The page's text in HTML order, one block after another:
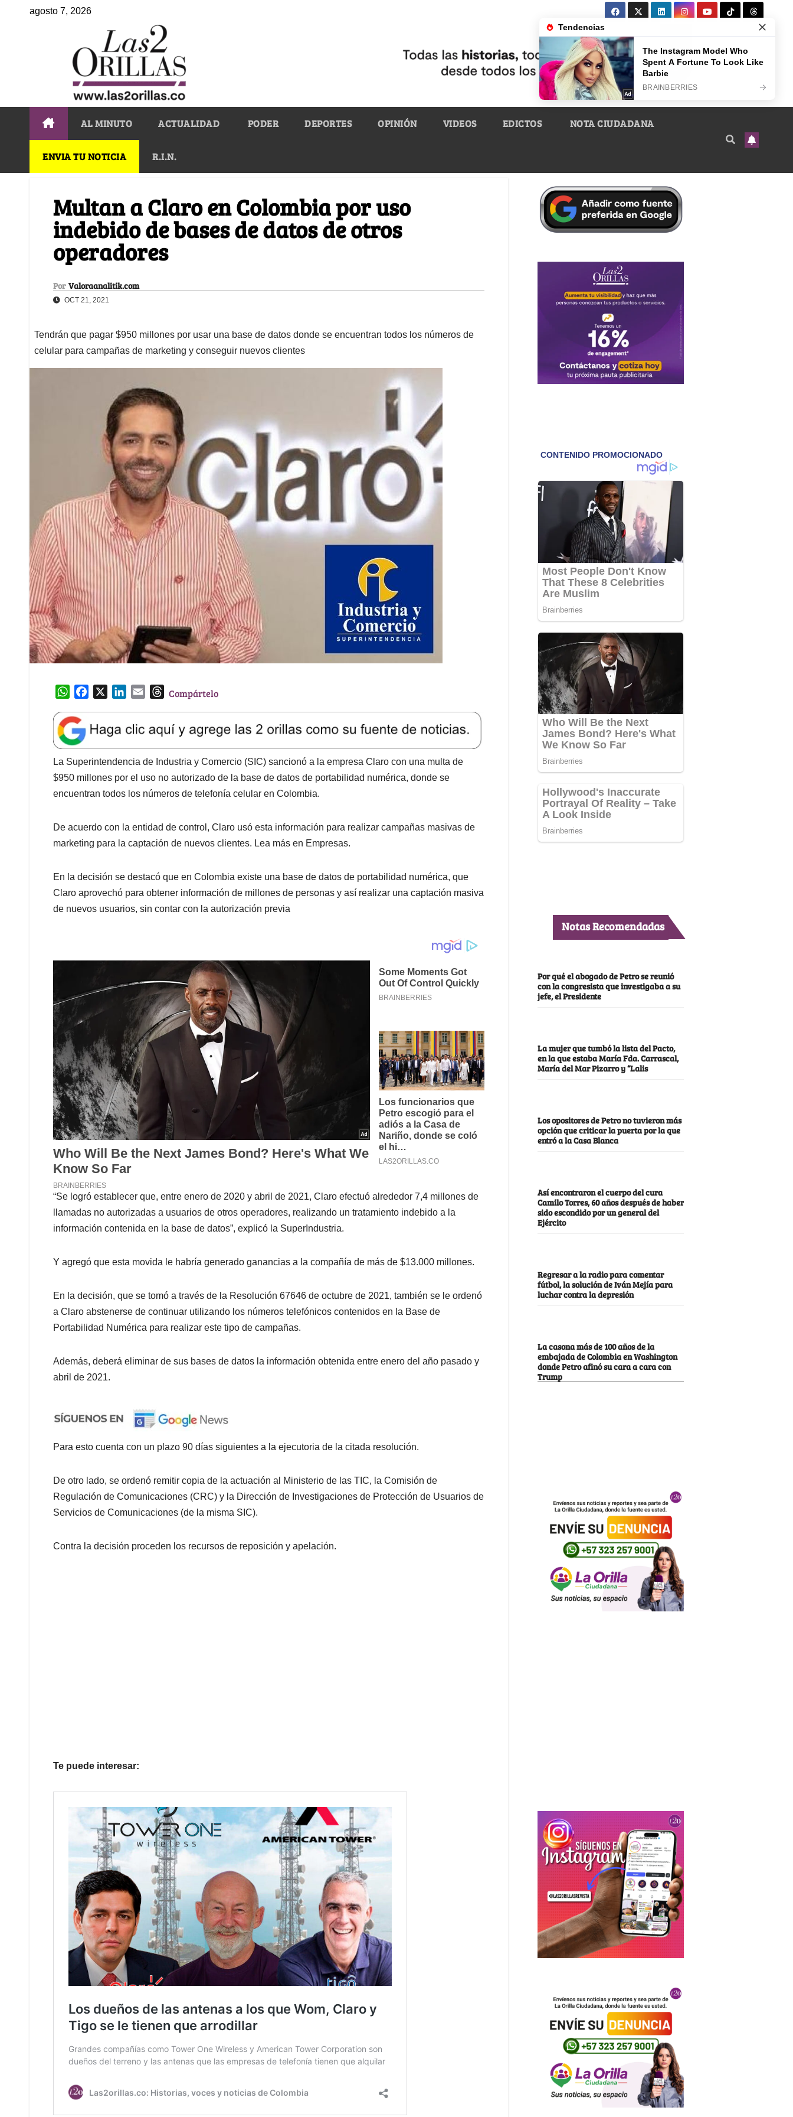
agosto 7, 2026
AL MINUTO ACTUALIDAD PODER DEPORTES OPINIÓN VIDEOS EDICTOS NOTA CIUDADANA
ENVIA TU NOTICIA R.I.N.
Multan a Claro en Colombia por uso
indebido de bases de datos de otros
operadores
Por Valoraanalitik.com
OCT 21, 2021
Tendrán que pagar $950 millones por usar una base de datos donde se encuentran todos los números de
celular para campañas de marketing y conseguir nuevos clientes
W
a
t
s
A
p
p
e
b
o
o
k
k
e
d
I
n
l
T
e
a
d
s
Compártelo
La Superintendencia de Industria y Comercio (SIC) sancionó a la empresa Claro con una multa de
$950 millones por el uso no autorizado de la base de datos de portabilidad numérica, donde se
encuentran todos los números de telefonía celular en Colombia.
De acuerdo con la entidad de control, Claro usó esta información para realizar campañas masivas de
marketing para la captación de nuevos clientes. Lea más en Empresas.
En la decisión se destacó que en Colombia existe una base de datos de portabilidad numérica, que
Claro aprovechó para obtener información de millones de personas y así realizar una captación masiva
de nuevos usuarios, sin contar con la autorización previa
“Se logró establecer que, entre enero de 2020 y abril de 2021, Claro efectuó alrededor 7,4 millones de
llamadas no autorizadas a usuarios de otros operadores, realizando un tratamiento indebido a la
información contenida en la base de datos”, explicó la SuperIndustria.
Y agregó que esta movida le habría generado ganancias a la compañía de más de $13.000 millones.
En la decisión, que se tomó a través de la Resolución 67646 de octubre de 2021, también se le ordenó
a Claro abstenerse de continuar utilizando los números telefónicos contenidos en la Base de
Portabilidad Numérica para realizar este tipo de campañas.
Además, deberá eliminar de sus bases de datos la información obtenida entre enero del año pasado y
abril de 2021.
Para esto cuenta con un plazo 90 días siguientes a la ejecutoria de la citada resolución.
De otro lado, se ordenó remitir copia de la actuación al Ministerio de las TIC, la Comisión de
Regulación de Comunicaciones (CRC) y la Dirección de Investigaciones de Protección de Usuarios de
Servicios de Comunicaciones (de la misma SIC).
Contra la decisión proceden los recursos de reposición y apelación.
Te puede interesar:
Notas Recomendadas
Por qué el abogado de Petro se reunió
con la congresista que investigaba a su
jefe, el Presidente
La mujer que tumbó la lista del Pacto,
en la que estaba María Fda. Carrascal,
María del Mar Pizarro y “Lalis
Los opositores de Petro no tuvieron más
opción que criticar la puerta por la que
entró a la Casa Blanca
Así encontraron el cuerpo del cura
Camilo Torres, 60 años después de haber
sido escondido por un general del
Ejército
Regresar a la radio para comentar
fútbol, la solución de Iván Mejía para
luchar contra la depresión
La casona más de 100 años de la
embajada de Colombia en Washington
donde Petro afinó su cara a cara con
Trump